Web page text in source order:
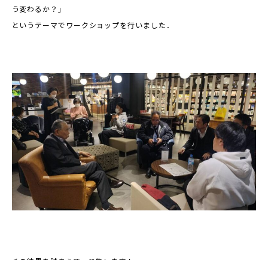
う変わるか？」
というテーマでワークショップを行いました．